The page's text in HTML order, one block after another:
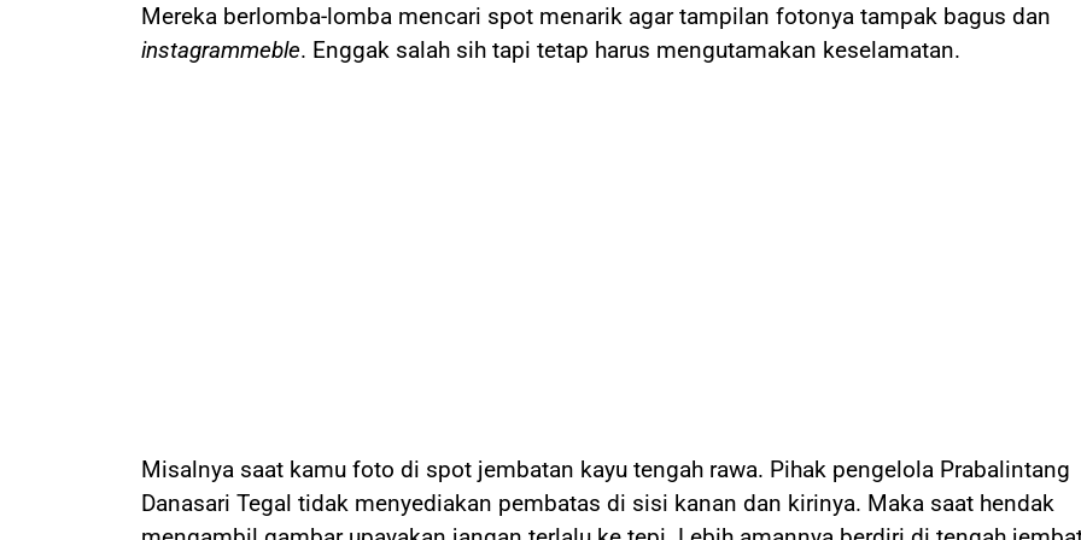
Mereka berlomba-lomba mencari spot menarik agar tampilan fotonya tampak bagus dan
instagrammeble. Enggak salah sih tapi tetap harus mengutamakan keselamatan.
Misalnya saat kamu foto di spot jembatan kayu tengah rawa. Pihak pengelola Prabalintang
Danasari Tegal tidak menyediakan pembatas di sisi kanan dan kirinya. Maka saat hendak